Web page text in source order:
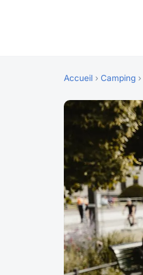
Accueil › Camping ›